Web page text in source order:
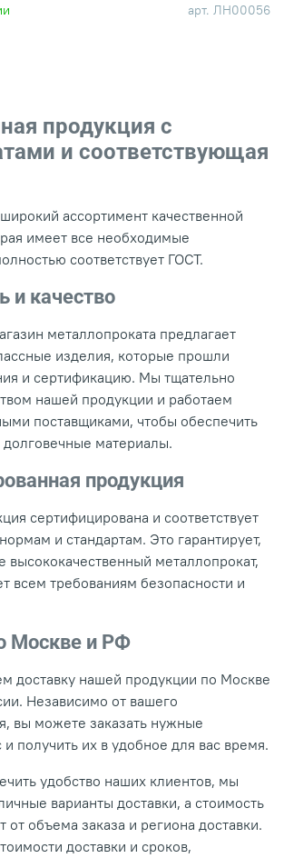
арт. ЛН00056
продукция с
и соответствующая
ассортимент качественной
имеет все необходимые
соответствует ГОСТ.
и качество
металлопроката предлагает
изделия, которые прошли
и сертификацию. Мы тщательно
нашей продукции и работаем
поставщиками, чтобы обеспечить
материалы.
продукция
сертифицирована и соответствует
и стандартам. Это гарантирует,
высококачественный металлопрокат,
всем требованиям безопасности и
Москве и РФ
доставку нашей продукции по Москве
Независимо от вашего
вы можете заказать нужные
получить их в удобное для вас время.
удобство наших клиентов, мы
варианты доставки, а стоимость
от объема заказа и региона доставки.
доставки и сроков,